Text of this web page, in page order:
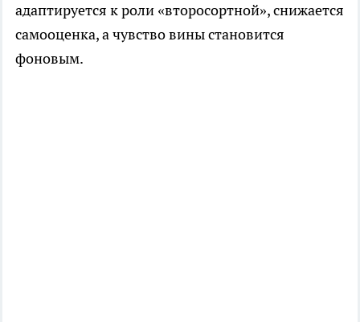
адаптируется к роли «второсортной», снижается
самооценка, а чувство вины становится
фоновым.